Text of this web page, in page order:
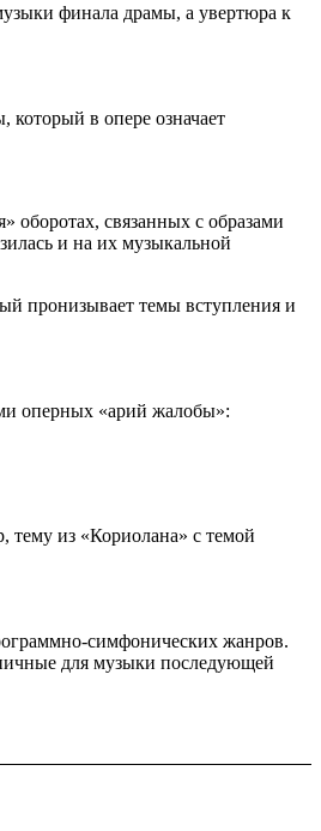
финала драмы, а увертюра к
который в опере означает
оборотах, связанных с образами
и на их музыкальной
пронизывает темы вступления и
оперных «арий жалобы»:
тему из «Кориолана» с темой
симфонических жанров.
для музыки последующей